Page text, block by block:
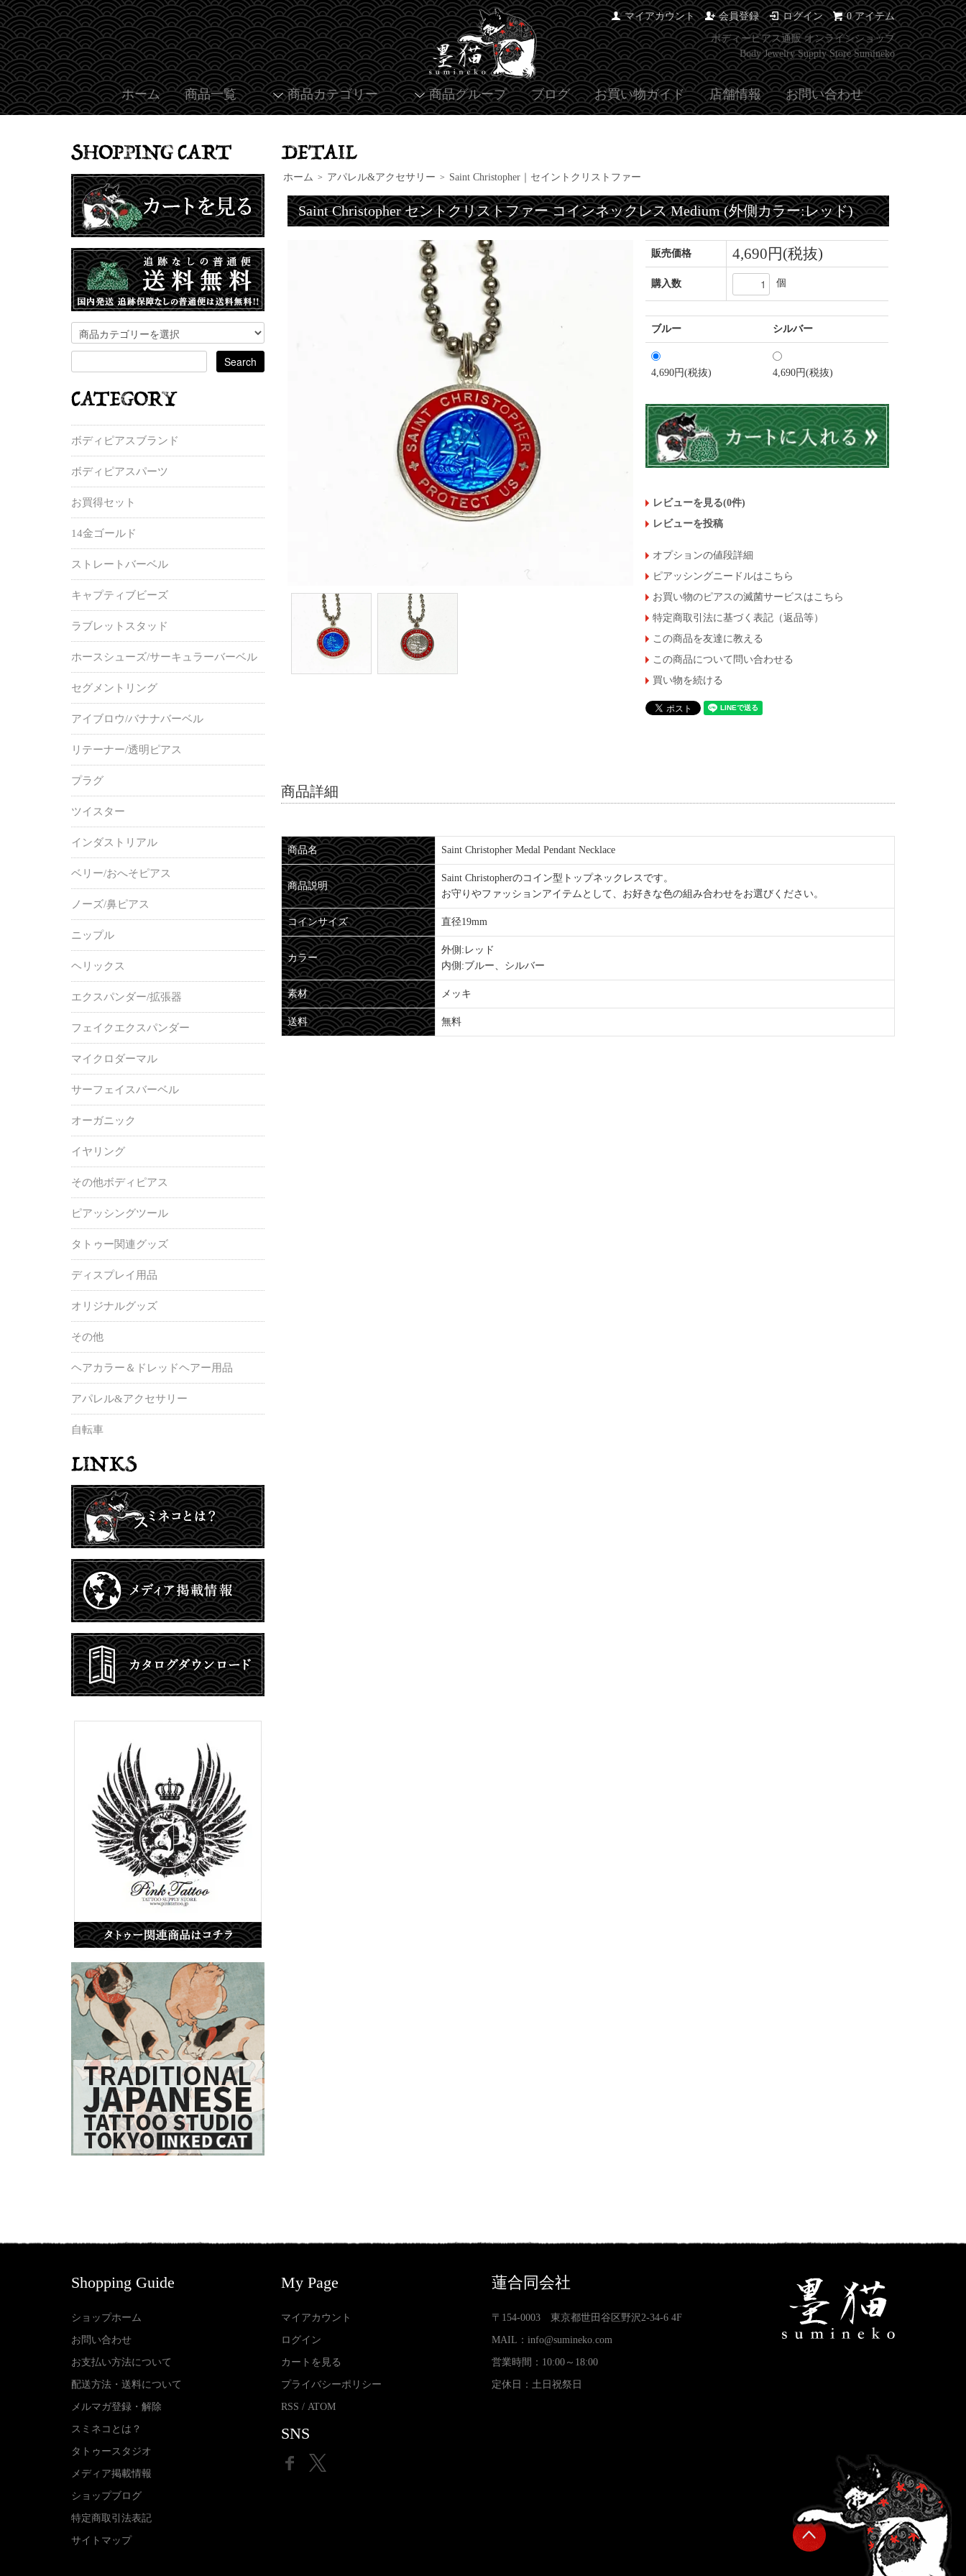
マイアカウント 会員登録 ログイン 0 アイテム
ボディーピアス通販 オンラインショップ
Body Jewelry Supply Store Sumineko
ホーム 商品一覧 商品カテゴリー 商品グループ ブログ お買い物ガイド 店舗情報 お問い合わせ
ホーム > アパレル&アクセサリー > Saint Christopher｜セイントクリストファー
Saint Christopher セントクリストファー コインネックレス Medium (外側カラー:レッド)
販売価格 4,690円(税抜)
購入数 個
ブルー シルバー
4,690円(税抜) 4,690円(税抜)
レビューを見る(0件)
レビューを投稿
オプションの値段詳細
ピアッシングニードルはこちら
お買い物のピアスの滅菌サービスはこちら
特定商取引法に基づく表記（返品等）
この商品を友達に教える
この商品について問い合わせる
買い物を続ける
商品詳細
商品名 Saint Christopher Medal Pendant Necklace
商品説明
Saint Christopherのコイン型トップネックレスです。
お守りやファッションアイテムとして、お好きな色の組み合わせをお選びください。
コインサイズ 直径19mm
カラー
外側:レッド
内側:ブルー、シルバー
素材 メッキ
送料 無料
ボディピアスブランド
ボディピアスパーツ
お買得セット
14金ゴールド
ストレートバーベル
キャプティブビーズ
ラブレットスタッド
ホースシューズ/サーキュラーバーベル
セグメントリング
アイブロウ/バナナバーベル
リテーナー/透明ピアス
プラグ
ツイスター
インダストリアル
ベリー/おへそピアス
ノーズ/鼻ピアス
ニップル
ヘリックス
エクスパンダー/拡張器
フェイクエクスパンダー
マイクロダーマル
サーフェイスバーベル
オーガニック
イヤリング
その他ボディピアス
ピアッシングツール
タトゥー関連グッズ
ディスプレイ用品
オリジナルグッズ
その他
ヘアカラー＆ドレッドヘアー用品
アパレル&アクセサリー
自転車
Shopping Guide
ショップホーム
お問い合わせ
お支払い方法について
配送方法・送料について
メルマガ登録・解除
スミネコとは？
タトゥースタジオ
メディア掲載情報
ショップブログ
特定商取引法表記
サイトマップ
My Page
マイアカウント
ログイン
カートを見る
プライバシーポリシー
RSS /ATOM
SNS
蓮合同会社
〒154-0003 東京都世田谷区野沢2-34-6 4F
MAIL： info@sumineko.com
営業時間：10:00～18:00
定休日：土日祝祭日